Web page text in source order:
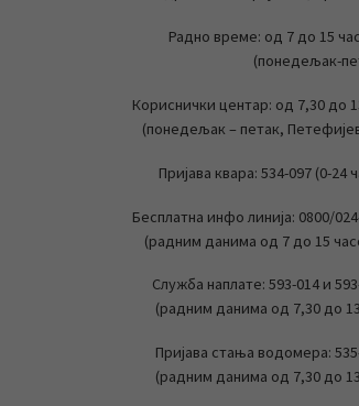
Радно време: од 7 до 15
(понедељак-
Кориснички центар: од 7,30 до
(понедељак – петак,
Пријава квара: 534-097 (0-24
Бесплатна инфо линија: 0800/
(радним данима од 7 до 15
Служба наплате: 593-014 и
(радним данима од 7,30 до
Пријава стања водомера:
(радним данима од 7,30 до